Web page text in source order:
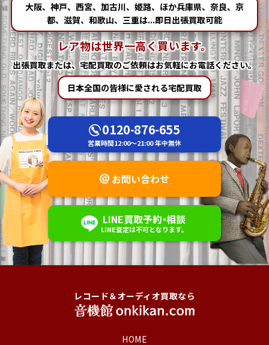
大阪、神戸、西宮、加古川、姫路、ほか兵庫県、奈良、京
都、滋賀、和歌山、三重は...即日出張買取可能
レア物は世界一高く買います。
出張買取または、宅配買取のご依頼はお気軽にお電話ください。
日本全国の皆様に愛される宅配買取
0120-876-655
営業時間12:00～21:00年中無休
お問い合わせ
LINE買取予約・相談
LINE査定は不可となります。
レコード＆オーディオ買取なら
HOME